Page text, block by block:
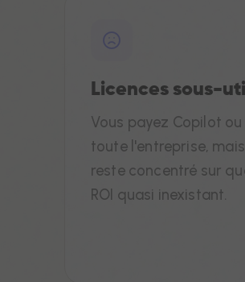
Licences sous-
Vous payez Copilot
toute l'entreprise,
reste concentré sur
ROI quasi inexistant.